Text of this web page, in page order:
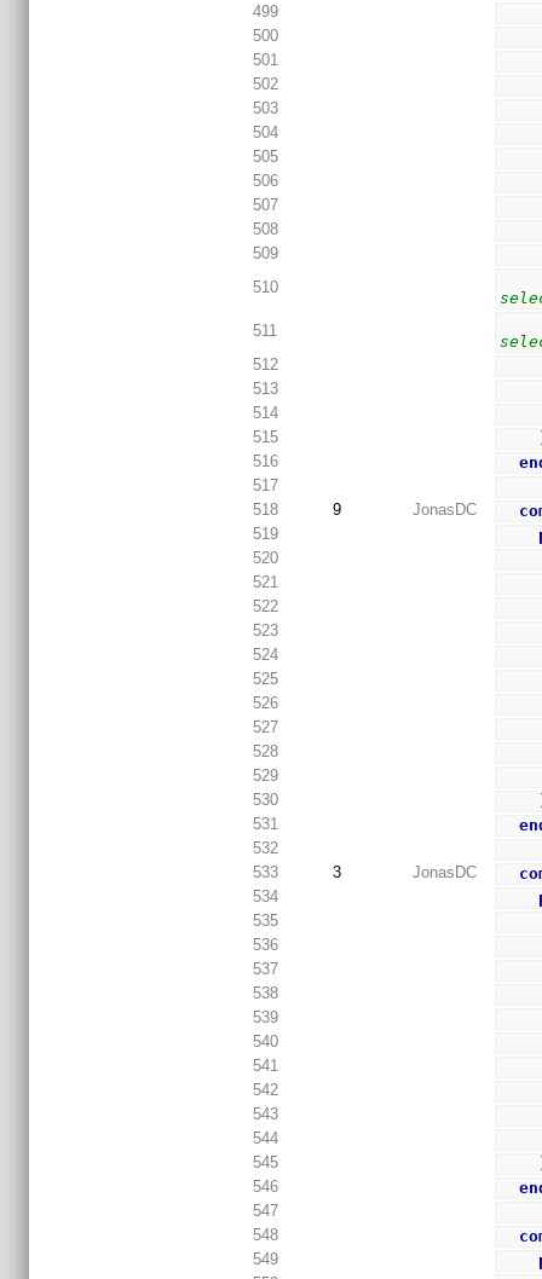
499
500
501
502
503
504
505
506
507
508
509
510
511
512
513
514
515
516
517
518
9 JonasDC
519
520
521
522
523
524
525
526
527
528
529
530
531
532
533
3 JonasDC
534
535
536
537
538
539
540
541
542
543
544
545
546
547
548
549